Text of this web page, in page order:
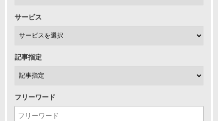
サービス
記事指定
フリーワード